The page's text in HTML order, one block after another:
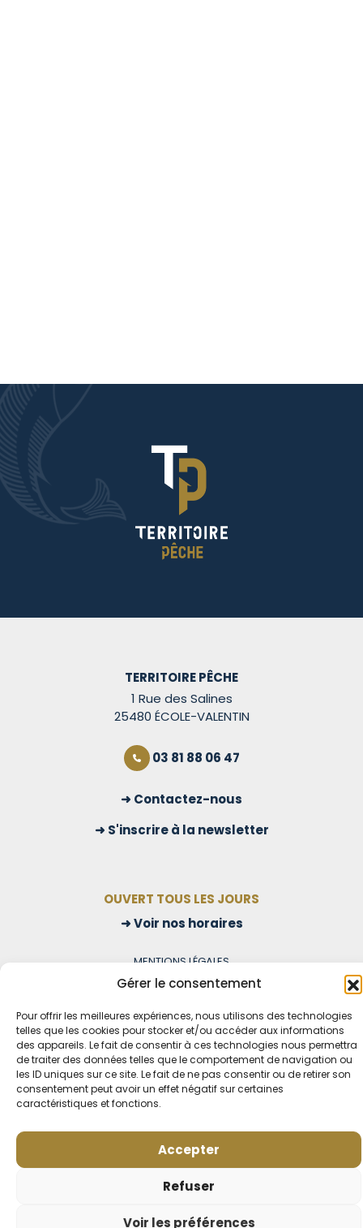
Gérer le consentement
Pour offrir les meilleures expériences, nous utilisons des technologies
telles que les cookies pour stocker et/ou accéder aux informations
des appareils. Le fait de consentir à ces technologies nous permettra
de traiter des données telles que le comportement de navigation ou
les ID uniques sur ce site. Le fait de ne pas consentir ou de retirer son
consentement peut avoir un effet négatif sur certaines
caractéristiques et fonctions.
Accepter
Refuser
Voir les préférences
TERRITOIRE PÊCHE
1 Rue des Salines
25480 ÉCOLE-VALENTIN
03 81 88 06 47
Contactez-nous
S'inscrire à la newsletter
OUVERT TOUS LES JOURS
Voir nos horaires
MENTIONS LÉGALES
CONDITIONS GÉNÉRALES DE VENTE EN LIGNE
POLITIQUE DE CONFIDENTIALITÉ
Rétractation